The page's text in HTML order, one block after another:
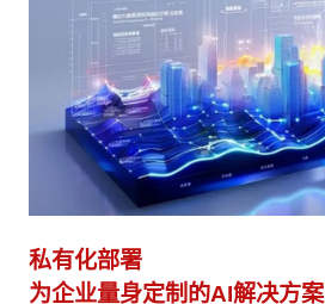
私有化部署
为企业量身定制的AI解决方案